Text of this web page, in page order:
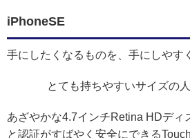
iPhoneSE
手にしたくなるものを、手にしやす
とても持ちやすいサイズの
あざやかな4.7インチRetina HDディ
と認証がすばやく安全にできる